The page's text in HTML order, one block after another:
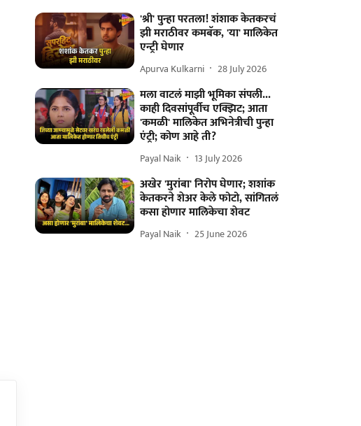
'श्री' पुन्हा परतला! शंशाक केतकरचं
झी मराठीवर कमबॅक, 'या' मालिकेत
एन्ट्री घेणार
Apurva Kulkarni 28 July 2026
मला वाटलं माझी भूमिका संपली...
काही दिवसांपूर्वीच एक्झिट; आता
'कमळी' मालिकेत अभिनेत्रीची पुन्हा
एंट्री; कोण आहे ती?
Payal Naik 13 July 2026
अखेर 'मुरांबा' निरोप घेणार; शशांक
केतकरने शेअर केले फोटो, सांगितलं
कसा होणार मालिकेचा शेवट
Payal Naik 25 June 2026